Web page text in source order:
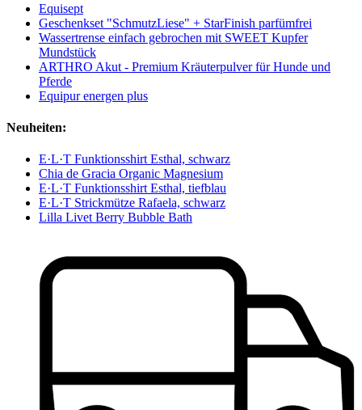
Equisept
Geschenkset "SchmutzLiese" + StarFinish parfümfrei
Wassertrense einfach gebrochen mit SWEET Kupfer
Mundstück
ARTHRO Akut - Premium Kräuterpulver für Hunde und
Pferde
Equipur energen plus
Neuheiten:
E·L·T Funktionsshirt Esthal, schwarz
Chia de Gracia Organic Magnesium
E·L·T Funktionsshirt Esthal, tiefblau
E·L·T Strickmütze Rafaela, schwarz
Lilla Livet Berry Bubble Bath